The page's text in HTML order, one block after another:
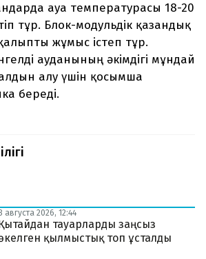
ауа температурасы 18-20
тұр. Блок-модульдік қазандық
қалыпты жұмыс істеп тұр.
ауданының әкімдігі мұндай
алу үшін қосымша
береді.
августа 2026, 12:44
тауарларды заңсыз
қылмыстық топ ұсталды